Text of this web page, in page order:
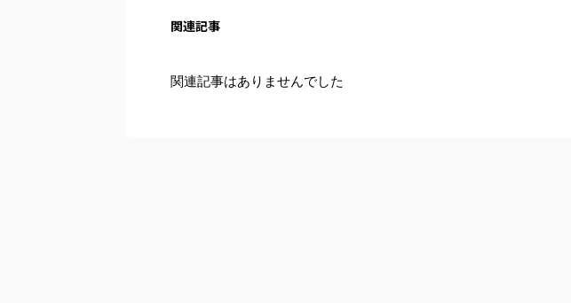
関連記事
関連記事はありませんでした